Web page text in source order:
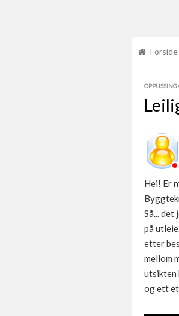
Forside
OPPUSSING
Hei! Er
Så...
på
etter
mellom
utsikten
og ett